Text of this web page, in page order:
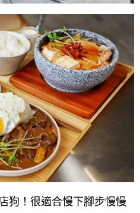
狗！很適合慢下腳步慢慢